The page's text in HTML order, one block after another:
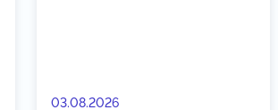
03.08.2026